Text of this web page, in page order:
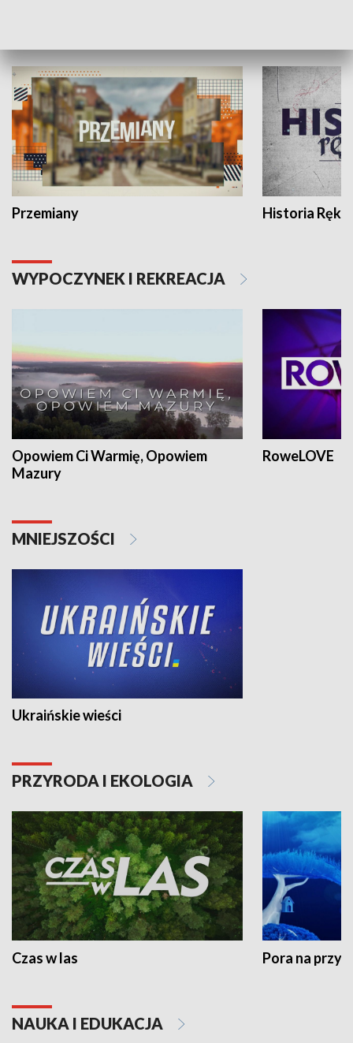
Przemiany Historia Ręką
WYPOCZYNEK I REKREACJA
Opowiem Ci Warmię, Opowiem
Mazury
RoweLOVE
MNIEJSZOŚCI
Ukraińskie wieści
PRZYRODA I EKOLOGIA
Czas w las Pora na
NAUKA I EDUKACJA